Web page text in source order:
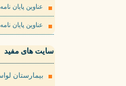
عناوین پایان
عناوین پایان
سایت های مفید
بیمارستان